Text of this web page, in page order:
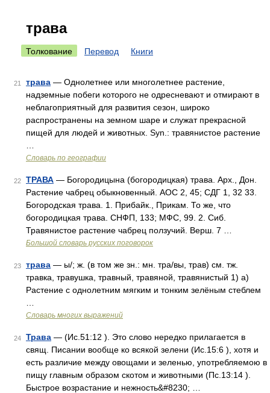
трава
Толкование Перевод Книги
21 трава — Однолетнее или многолетнее растение,
надземные побеги которого не одресневают и отмирают в
неблагоприятный для развития сезон, широко
распространены на земном шаре и служат прекрасной
пищей для людей и животных. Syn.: травянистое растение
Словарь по географии
22 ТРАВА — Богородицына (богородицкая) трава. Арх., Дон.
Растение чабрец обыкновенный. АОС 2, 45; СДГ 1, 32 33.
Богородская трава. 1. Прибайк., Прикам. То же, что
богородицкая трава. СНФП, 133; МФС, 99. 2. Сиб.
Травянистое растение чабрец ползучий. Верш. 7 …
Большой словарь русских поговорок
23 трава — ы/; ж. (в том же зн.: мн. тра/вы, трав) см. тж.
травка, травушка, травный, травяной, травянистый 1) а)
Растение с однолетним мягким и тонким зелёным стеблем
Словарь многих выражений
24 Трава — (Ис.51:12 ). Это слово нередко прилагается в
свящ. Писании вообще ко всякой зелени (Ис.15:6 ), хотя и
есть различие между овощами и зеленью, употребляемою в
пищу главным образом скотом и животными (Пс.13:14 ).
Быстрое возрастание и нежность&#8230; …